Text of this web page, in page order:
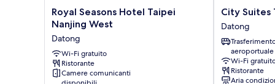
Royal
Seasons
Hotel
Taipei
Nanjing
West
Datong
Royal Seasons Hotel Taipei
Nanjing West
Datong
Wi-Fi gratuito
Ristorante
Camere comunicanti
City
Suites
Taipei
Nanxi
Datong
City Suites
Datong
aeroportuale
Wi-Fi
Ristorante
Aria